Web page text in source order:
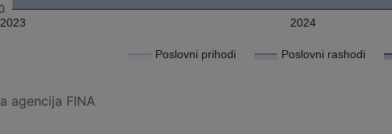
Poslovni prihodi Poslovni rashodi
2023 2024
agencija FINA